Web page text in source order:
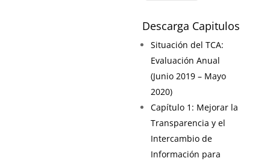
Descarga Capitulos
Situación del TCA:
Evaluación Anual
(Junio 2019 – Mayo
2020)
Capítulo 1: Mejorar la
Transparencia y el
Intercambio de
Información para